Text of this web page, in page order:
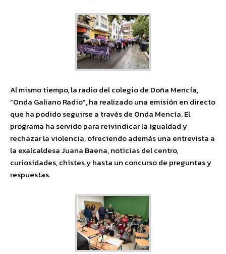
Al mismo tiempo, la radio del colegio de Doña Mencía,
“Onda Galiano Radio”, ha realizado una emisión en directo
que ha podido seguirse a través de Onda Mencía. El
programa ha servido para reivindicar la igualdad y
rechazar la violencia, ofreciendo además una entrevista a
la exalcaldesa Juana Baena, noticias del centro,
curiosidades, chistes y hasta un concurso de preguntas y
respuestas.